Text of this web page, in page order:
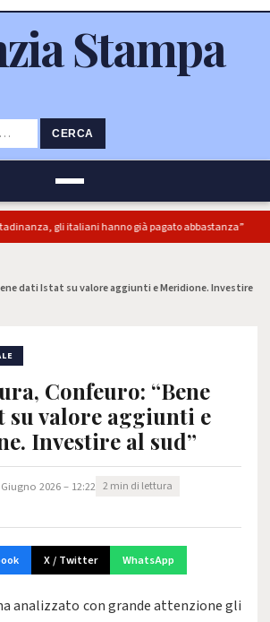
CERCA
gli italiani hanno già pagato abbastanza”
dati Istat su valore aggiunti e Meridione. Investire
Confeuro: “Bene
su valore aggiunti e
Investire al sud”
2026 – 12:22 2 min di lettura
X / Twitter WhatsApp
analizzato con grande attenzione gli